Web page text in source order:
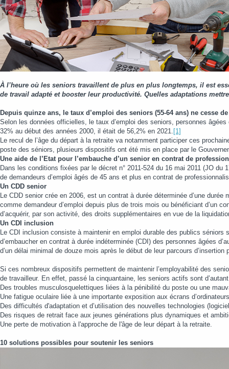
À l’heure où les seniors travaillent de plus en plus longtemps, il est
de travail adapté et booster leur productivité. Quelles adaptations
Depuis quinze ans, le taux d’emploi des seniors (55-64 ans) ne cesse
Selon les données officielles, le taux d’emploi des seniors, personnes
32% au début des années 2000, il était de 56,2% en 2021. [1]
Le recul de l’âge du départ à la retraite va notamment participer ces
poste des séniors, plusieurs dispositifs ont été mis en place par le
Une aide de l’Etat pour l’embauche d’un senior en contrat de
Dans les conditions fixées par le décret n° 2011-524 du 16 mai 2011 (JO
de demandeurs d’emploi âgés de 45 ans et plus en contrat de
Un CDD senior
Le CDD senior crée en 2006, est un contrat à durée déterminée d’une
comme demandeur d’emploi depuis plus de trois mois ou bénéficiant d’un
d’acquérir, par son activité, des droits supplémentaires en vue de la
Un CDI inclusion
Le CDI inclusion consiste à maintenir en emploi durable des publics
d’embaucher en contrat à durée indéterminée (CDI) des personnes âgées
d’un délai minimal de douze mois après le début de leur parcours d’insertion
Si ces nombreux dispositifs permettent de maintenir l’employabilité des
de travailleur. En effet, passé la cinquantaine, les seniors actifs sont
Des troubles musculosquelettiques liées à la pénibilité du poste ou une
Une fatigue oculaire liée à une importante exposition aux écrans
Des difficultés d'adaptation et d’utilisation des nouvelles technologies
Des risques de retrait face aux jeunes générations plus dynamiques et
Une perte de motivation à l'approche de l'âge de leur départ à la retraite.
10 solutions possibles pour soutenir les seniors